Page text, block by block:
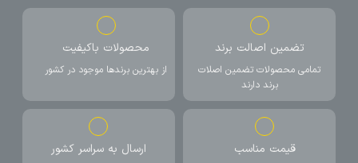
تضمین اصالت برند
تمامی محصولات تضمین اصلات
برند دارند
محصولات باکیفیت
از بهترین برندها موجود در کشور
قیمت مناسب ارسال به سراسر کشور